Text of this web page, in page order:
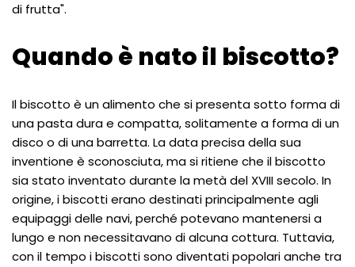
di frutta".
Quando è nato il biscotto?
Il biscotto è un alimento che si presenta sotto forma di
una pasta dura e compatta, solitamente a forma di un
disco o di una barretta. La data precisa della sua
inventione è sconosciuta, ma si ritiene che il biscotto
sia stato inventato durante la metà del XVIII secolo. In
origine, i biscotti erano destinati principalmente agli
equipaggi delle navi, perché potevano mantenersi a
lungo e non necessitavano di alcuna cottura. Tuttavia,
con il tempo i biscotti sono diventati popolari anche tra